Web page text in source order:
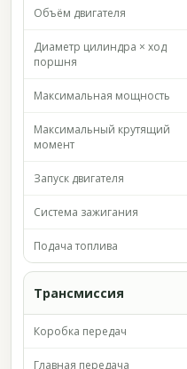
Объём двигателя
Диаметр цилиндра × ход
поршня
Максимальная мощность
Максимальный крутящий
момент
Запуск двигателя
Система зажигания
Подача топлива
Трансмиссия
Коробка передач
Главная передача